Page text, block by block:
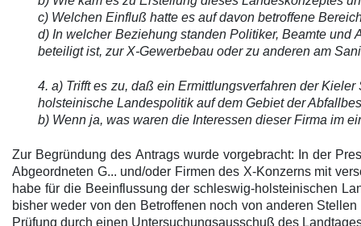
c) Welchen Einfluß hatte es auf davon betroffene
d) In welcher Beziehung standen Politiker, Beamte
beteiligt ist, zur X-Gewerbebau oder zu anderen am
4. a) Trifft es zu, daß ein Ermittlungsverfahren der
holsteinische Landespolitik auf dem Gebiet der
b) Wenn ja, was waren die Interessen dieser Firma im
Zur Begründung des Antrags wurde vorgebracht: In der
Abgeordneten G... und/oder Firmen des X-Konzerns mit
habe für die Beeinflussung der schleswig-holsteinischen
bisher weder von den Betroffenen noch von anderen
Prüfung durch einen Untersuchungsausschuß des